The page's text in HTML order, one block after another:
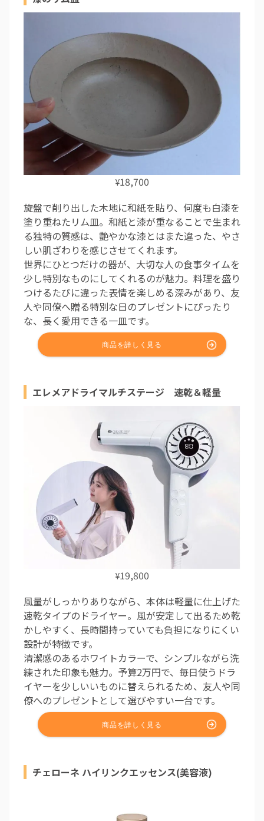
¥18,700
旋盤で削り出した木地に和紙を貼り、何度も白漆を
塗り重ねたリム皿。和紙と漆が重なることで生まれ
る独特の質感は、艶やかな漆とはまた違った、やさ
しい肌ざわりを感じさせてくれます。
世界にひとつだけの器が、大切な人の食事タイムを
少し特別なものにしてくれるのが魅力。料理を盛り
つけるたびに違った表情を楽しめる深みがあり、友
人や同僚へ贈る特別な日のプレゼントにぴったり
な、長く愛用できる一皿です。
エレメアドライマルチステージ 速乾＆軽量
¥19,800
風量がしっかりありながら、本体は軽量に仕上げた
速乾タイプのドライヤー。風が安定して出るため乾
かしやすく、長時間持っていても負担になりにくい
設計が特徴です。
清潔感のあるホワイトカラーで、シンプルながら洗
練された印象も魅力。予算2万円で、毎日使うドラ
イヤーを少しいいものに替えられるため、友人や同
僚へのプレゼントとして選びやすい一台です。
チェローネ ハイリンクエッセンス(美容液)